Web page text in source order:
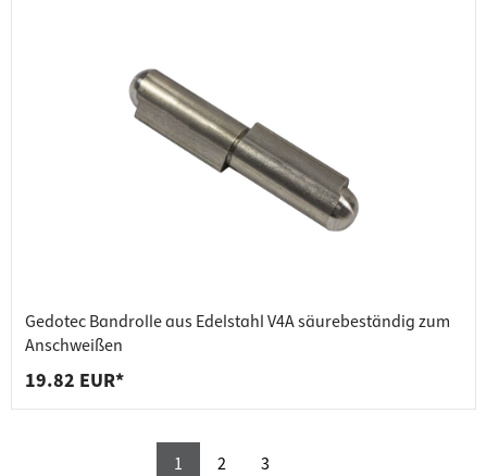
Gedotec Bandrolle aus Edelstahl V4A säurebeständig zum
Anschweißen
19.82 EUR*
1 2 3